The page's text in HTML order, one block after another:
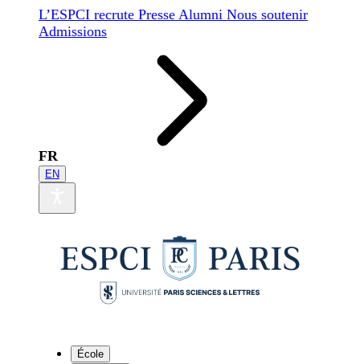
L’ESPCI recrute Presse Alumni Nous soutenir
Admissions
FR
EN
École